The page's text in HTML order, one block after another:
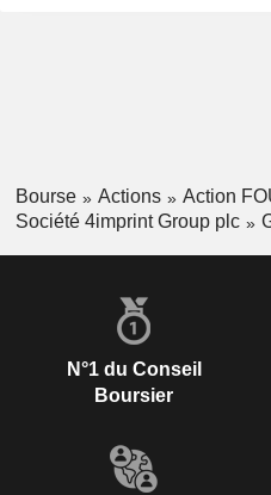
Bourse Actions
Action
Société 4imprint Group plc
N°1 du Conseil
Boursier